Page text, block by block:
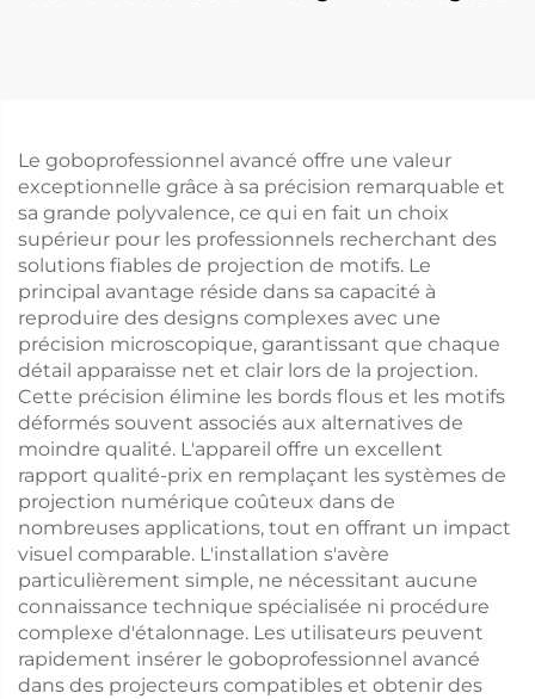
Le goboprofessionnel avancé offre une valeur
exceptionnelle grâce à sa précision remarquable et
sa grande polyvalence, ce qui en fait un choix
supérieur pour les professionnels recherchant des
solutions fiables de projection de motifs. Le
principal avantage réside dans sa capacité à
reproduire des designs complexes avec une
précision microscopique, garantissant que chaque
détail apparaisse net et clair lors de la projection.
Cette précision élimine les bords flous et les motifs
déformés souvent associés aux alternatives de
moindre qualité. L'appareil offre un excellent
rapport qualité-prix en remplaçant les systèmes de
projection numérique coûteux dans de
nombreuses applications, tout en offrant un impact
visuel comparable. L'installation s'avère
particulièrement simple, ne nécessitant aucune
connaissance technique spécialisée ni procédure
complexe d'étalonnage. Les utilisateurs peuvent
rapidement insérer le goboprofessionnel avancé
dans des projecteurs compatibles et obtenir des